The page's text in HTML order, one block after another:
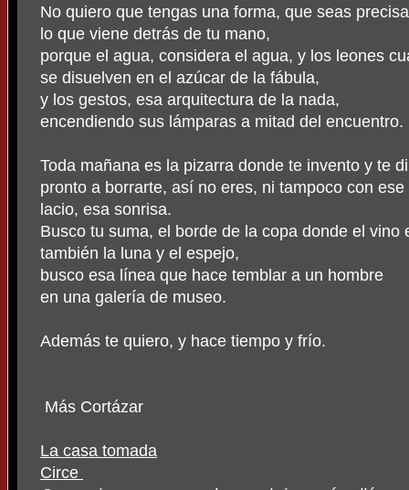
No quiero que tengas una forma, que seas
lo que viene detrás de tu mano,
porque el agua, considera el agua, y los leones
se disuelven en el azúcar de la fábula,
y los gestos, esa arquitectura de la nada,
encendiendo sus lámparas a mitad del encuentro.
Toda mañana es la pizarra donde te invento y te
pronto a borrarte, así no eres, ni tampoco con ese
lacio, esa sonrisa.
Busco tu suma, el borde de la copa donde el vino
también la luna y el espejo,
busco esa línea que hace temblar a un hombre
en una galería de museo.
Además te quiero, y hace tiempo y frío.
Más Cortázar
La casa tomada
Circe